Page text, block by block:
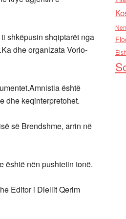
shkëpusin shqiptarët nga
dhe organizata Vorio-
është
dhe keqinterpretohet.
së Brendshme, arrin në
është nën pushtetin tonë.
Editor i Diellit Qerim